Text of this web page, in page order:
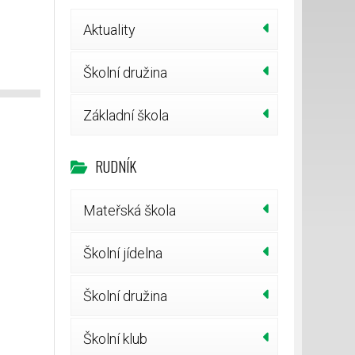
Aktuality
Školní družina
Základní škola
RUDNÍK
Mateřská škola
Školní jídelna
Školní družina
Školní klub